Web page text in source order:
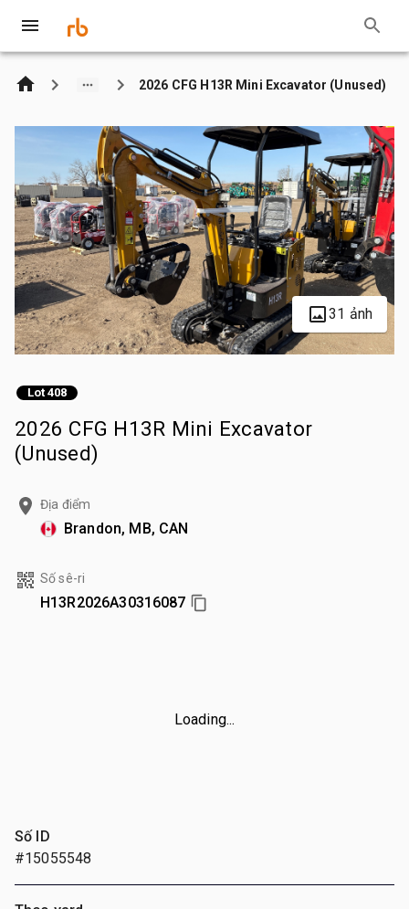
2026 CFG H13R Mini Excavator (Unused)
31 ảnh
Lot 408
2026 CFG H13R Mini Excavator
(Unused)
Địa điểm
Brandon, MB, CAN
Số sê-ri
H13R2026A30316087
Loading...
Số ID
#15055548